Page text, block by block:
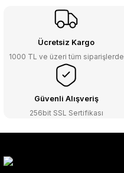
Ücretsiz Kargo
1000 TL ve üzeri tüm siparişlerde
Güvenli Alışveriş
256bit SSL Sertifikası